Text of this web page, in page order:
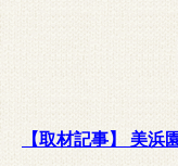
【取材記事】 美浜